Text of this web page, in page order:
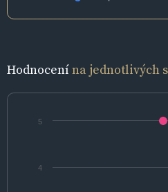
Hodnocenína jednotlivých
4
5